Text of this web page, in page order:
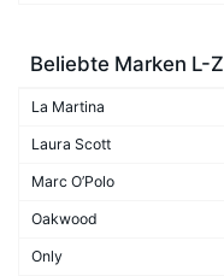
Beliebte Marken L-Z
La Martina
Laura Scott
Marc O’Polo
Oakwood
Only